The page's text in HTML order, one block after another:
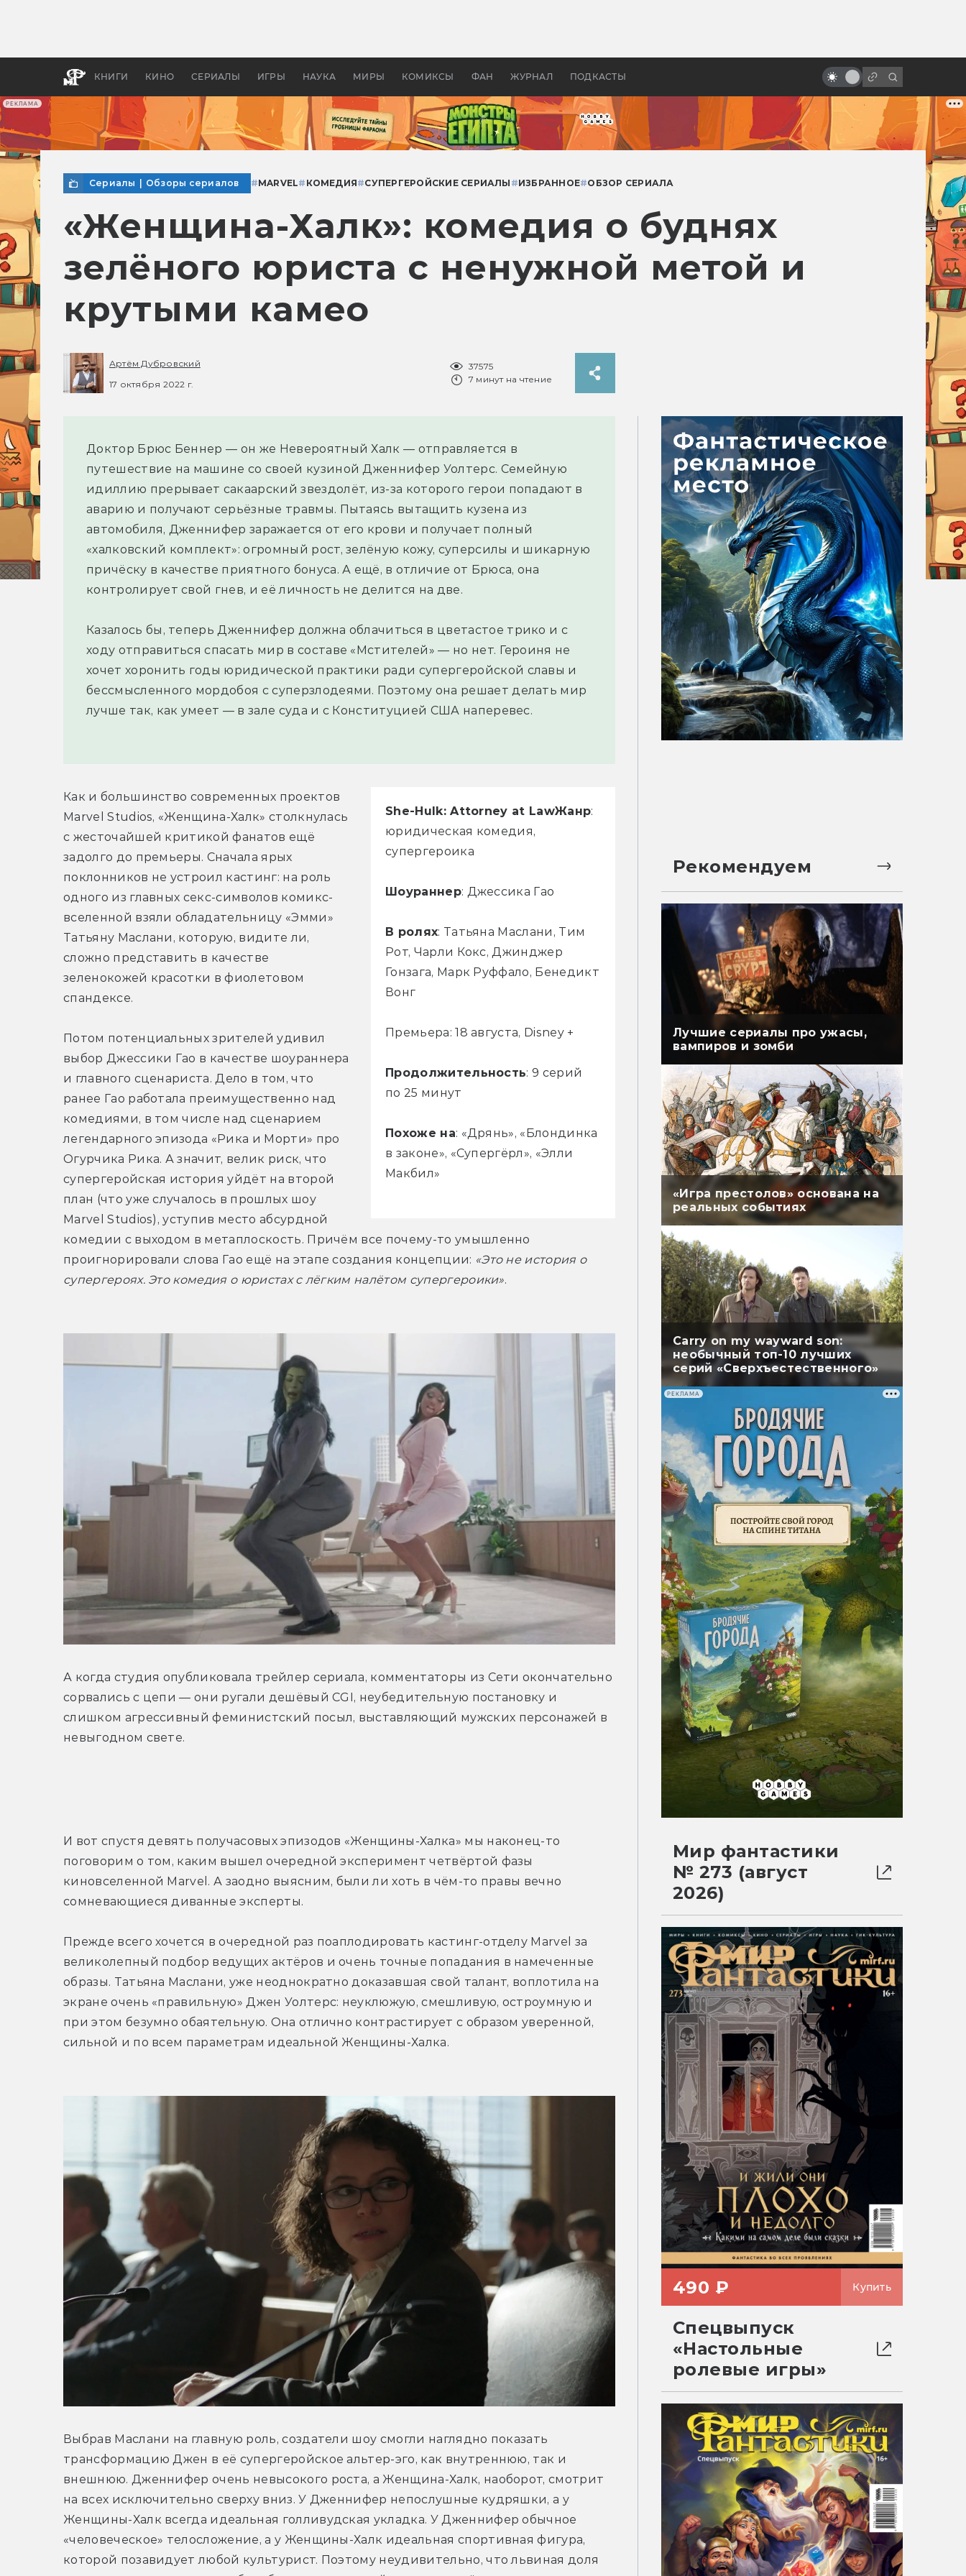
РЕКЛАМА
КНИГИ КИНО СЕРИАЛЫ ИГРЫ НАУКА МИРЫ КОМИКСЫ ФАН ЖУРНАЛ ПОДКАСТЫ
бы «Властелина колец»
Древней Грецией
Universal
Сериалы Обзоры сериалов #MARVEL# КОМЕДИЯ#СУПЕРГЕРОЙСКИЕ СЕРИАЛЫ #ИЗБРАННОЕ#ОБЗОР СЕРИАЛА
«Женщина-Халк»: комедия о буднях
зелёного юриста с ненужной метой и
крутыми камео
Артём Дубровский
17 октября 2022 г.
37575
7 минут на чтение
Доктор Брюс Беннер — он же Невероятный Халк — отправляется в
путешествие на машине со своей кузиной Дженнифер Уолтерс. Семейную
идиллию прерывает сакаарский звездолёт, из-за которого герои попадают в
аварию и получают серьёзные травмы. Пытаясь вытащить кузена из
автомобиля, Дженнифер заражается от его крови и получает полный
«халковский комплект»: огромный рост, зелёную кожу, суперсилы и шикарную
причёску в качестве приятного бонуса. А ещё, в отличие от Брюса, она
контролирует свой гнев, и её личность не делится на две.
Казалось бы, теперь Дженнифер должна облачиться в цветастое трико и с
ходу отправиться спасать мир в составе «Мстителей» — но нет. Героиня не
хочет хоронить годы юридической практики ради супергеройской славы и
бессмысленного мордобоя с суперзлодеями. Поэтому она решает делать мир
лучше так, как умеет — в зале суда и с Конституцией США наперевес.
She-Hulk: Attorney at LawЖанр:
юридическая комедия,
супергероика
Шоураннер: Джессика Гао
В ролях: Татьяна Маслани, Тим
Рот, Чарли Кокс, Джинджер
Гонзага, Марк Руффало, Бенедикт
Вонг
Премьера: 18 августа, Disney +
Продолжительность: 9 серий
по 25 минут
Похоже на: «Дрянь», «Блондинка
в законе», «Супергёрл», «Элли
Макбил»
Как и большинство современных проектов
Marvel Studios, «Женщина-Халк» столкнулась
с жесточайшей критикой фанатов ещё
задолго до премьеры. Сначала ярых
поклонников не устроил кастинг: на роль
одного из главных секс-символов комикс-
вселенной взяли обладательницу «Эмми»
Татьяну Маслани, которую, видите ли,
сложно представить в качестве
зеленокожей красотки в фиолетовом
спандексе.
Потом потенциальных зрителей удивил
выбор Джессики Гао в качестве шоураннера
и главного сценариста. Дело в том, что
ранее Гао работала преимущественно над
комедиями, в том числе над сценарием
легендарного эпизода «Рика и Морти» про
Огурчика Рика. А значит, велик риск, что
супергеройская история уйдёт на второй
план (что уже случалось в прошлых шоу
Marvel Studios), уступив место абсурдной
комедии с выходом в метаплоскость. Причём все почему-то умышленно
проигнорировали слова Гао ещё на этапе создания концепции: «Это не история о
супергероях. Это комедия о юристах с лёгким налётом супергероики».
А когда студия опубликовала трейлер сериала, комментаторы из Сети окончательно
сорвались с цепи — они ругали дешёвый CGI, неубедительную постановку и
слишком агрессивный феминистский посыл, выставляющий мужских персонажей в
невыгодном свете.
И вот спустя девять получасовых эпизодов «Женщины-Халка» мы наконец-то
поговорим о том, каким вышел очередной эксперимент четвёртой фазы
киновселенной Marvel. А заодно выясним, были ли хоть в чём-то правы вечно
сомневающиеся диванные эксперты.
Прежде всего хочется в очередной раз поаплодировать кастинг-отделу Marvel за
великолепный подбор ведущих актёров и очень точные попадания в намеченные
образы. Татьяна Маслани, уже неоднократно доказавшая свой талант, воплотила на
экране очень «правильную» Джен Уолтерс: неуклюжую, смешливую, остроумную и
при этом безумно обаятельную. Она отлично контрастирует с образом уверенной,
сильной и по всем параметрам идеальной Женщины-Халка.
Выбрав Маслани на главную роль, создатели шоу смогли наглядно показать
трансформацию Джен в её супергеройское альтер-эго, как внутреннюю, так и
внешнюю. Дженнифер очень невысокого роста, а Женщина-Халк, наоборот, смотрит
на всех исключительно сверху вниз. У Дженнифер непослушные кудряшки, а у
Женщины-Халк всегда идеальная голливудская укладка. У Дженнифер обычное
«человеческое» телосложение, а у Женщины-Халк идеальная спортивная фигура,
которой позавидует любой культурист. Поэтому неудивительно, что львиная доля
Рекомендуем
Лучшие сериалы про ужасы,
вампиров и зомби
«Игра престолов» основана на
реальных событиях
Carry on my wayward son:
необычный топ-10 лучших
серий «Сверхъестественного»
РЕКЛАМА
Мир фантастики
№ 273 (август
2026)
490 ₽ Купить
Спецвыпуск
«Настольные
ролевые игры»